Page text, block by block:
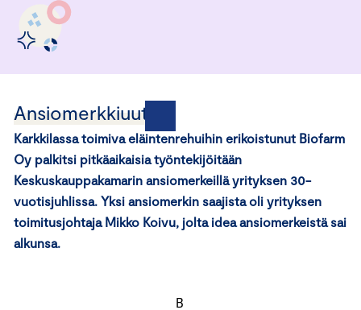
Ansiomerkkiuutisia
Karkkilassa toimiva eläintenrehuihin erikoistunut Biofarm
Oy palkitsi pitkäaikaisia työntekijöitään
Keskuskauppakamarin ansiomerkeillä yrityksen 30-
vuotisjuhlissa. Yksi ansiomerkin saajista oli yrityksen
toimitusjohtaja Mikko Koivu, jolta idea ansiomerkeistä sai
alkunsa.
B